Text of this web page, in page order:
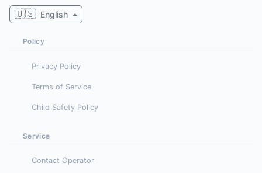
🇺🇸 English
Policy
Privacy Policy
Terms of Service
Child Safety Policy
Service
Contact Operator